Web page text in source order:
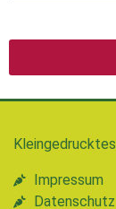
Kleingedrucktes
Impressum
Datenschutz